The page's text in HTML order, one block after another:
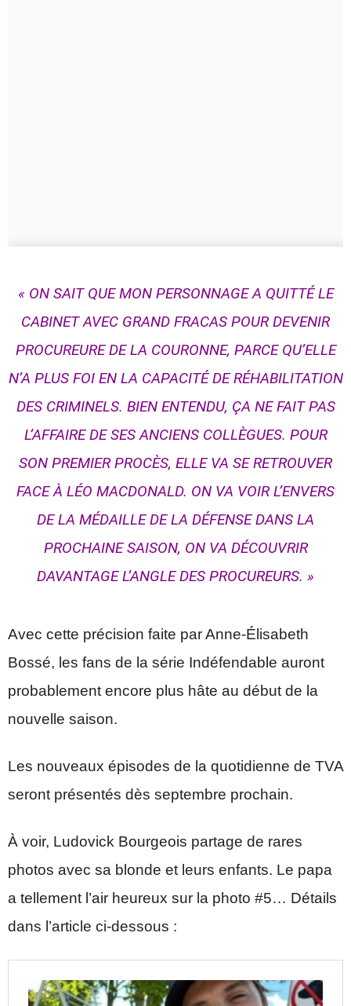
« ON SAIT QUE MON PERSONNAGE A QUITTÉ LE
CABINET AVEC GRAND FRACAS POUR DEVENIR
PROCUREURE DE LA COURONNE, PARCE QU’ELLE
N’A PLUS FOI EN LA CAPACITÉ DE RÉHABILITATION
DES CRIMINELS. BIEN ENTENDU, ÇA NE FAIT PAS
L’AFFAIRE DE SES ANCIENS COLLÈGUES. POUR
SON PREMIER PROCÈS, ELLE VA SE RETROUVER
FACE À LÉO MACDONALD. ON VA VOIR L’ENVERS
DE LA MÉDAILLE DE LA DÉFENSE DANS LA
PROCHAINE SAISON, ON VA DÉCOUVRIR
DAVANTAGE L’ANGLE DES PROCUREURS. »
Avec cette précision faite par Anne-Élisabeth
Bossé, les fans de la série Indéfendable auront
probablement encore plus hâte au début de la
nouvelle saison.
Les nouveaux épisodes de la quotidienne de TVA
seront présentés dès septembre prochain.
À voir, Ludovick Bourgeois partage de rares
photos avec sa blonde et leurs enfants. Le papa
a tellement l’air heureux sur la photo #5… Détails
dans l’article ci-dessous :